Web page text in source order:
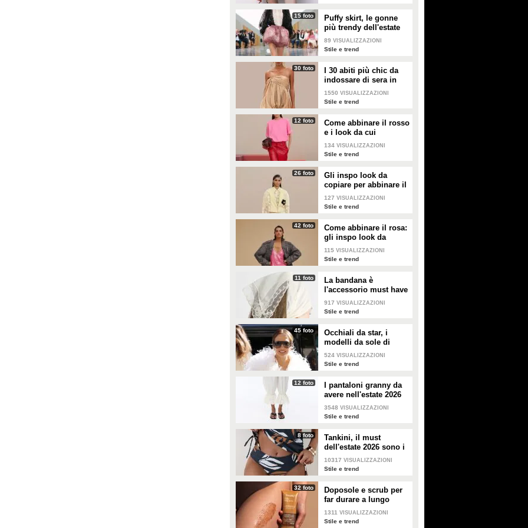
15 foto
Puffy skirt, le gonne
più trendy dell'estate
2026 sono quelle a
palloncino
89 VISUALIZZAZIONI
Stile e trend
30 foto
I 30 abiti più chic da
indossare di sera in
estate
1550 VISUALIZZAZIONI
Stile e trend
12 foto
Come abbinare il rosso
e i look da cui
prendere ispirazione
134 VISUALIZZAZIONI
Stile e trend
26 foto
Gli inspo look da
copiare per abbinare il
giallo
127 VISUALIZZAZIONI
Stile e trend
42 foto
Come abbinare il rosa:
gli inspo look da
copiare
115 VISUALIZZAZIONI
Stile e trend
11 foto
La bandana è
l'accessorio must have
dell'estate 2026: i
modelli di tendenza
917 VISUALIZZAZIONI
Stile e trend
45 foto
Occhiali da star, i
modelli da sole di
tendenza per l'estate
2026
524 VISUALIZZAZIONI
Stile e trend
12 foto
I pantaloni granny da
avere nell'estate 2026
3548 VISUALIZZAZIONI
Stile e trend
8 foto
Tankini, il must
dell'estate 2026 sono i
costumi con la canotta
10317 VISUALIZZAZIONI
Stile e trend
32 foto
Doposole e scrub per
far durare a lungo
l'abbronzatura in estate
1311 VISUALIZZAZIONI
Stile e trend
con la Maison.